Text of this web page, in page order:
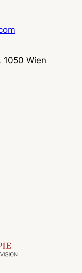
Wien